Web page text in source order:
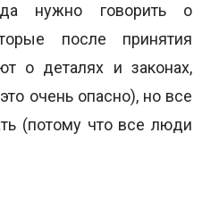
нужно говорить о
после принятия
о деталях и законах,
очень опасно), но все
(потому что все люди